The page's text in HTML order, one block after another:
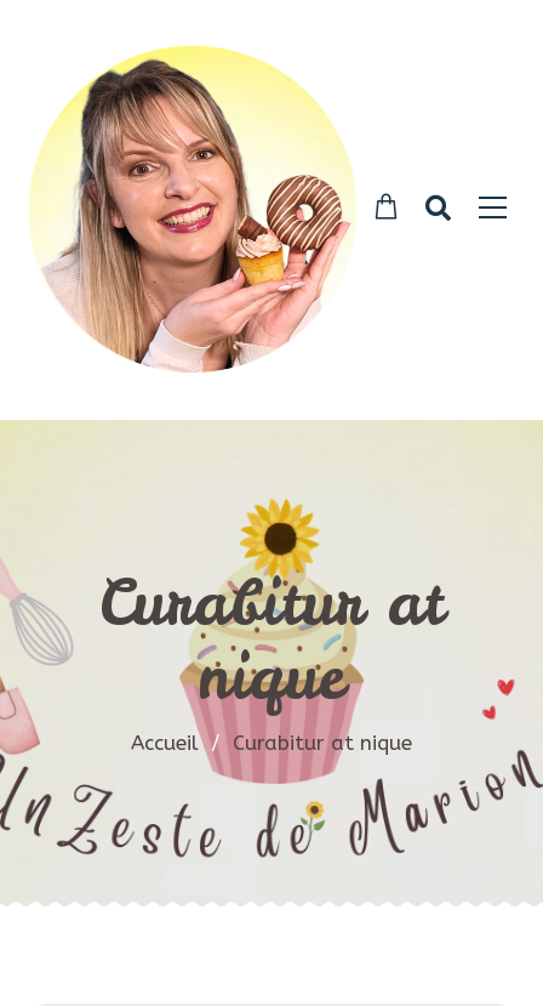
Curabitur at
nique
Accueil / Curabitur at nique